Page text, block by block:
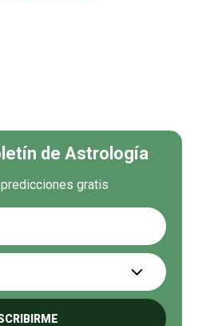
de Astrología
gratis